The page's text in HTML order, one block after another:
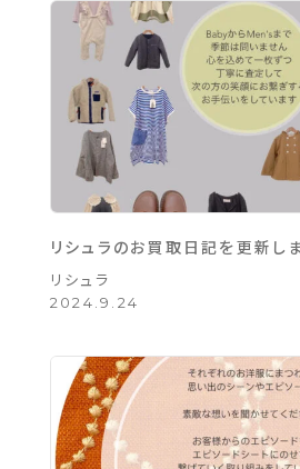
リシュラのお買取日記を更新し
リシュラ
2024.9.24